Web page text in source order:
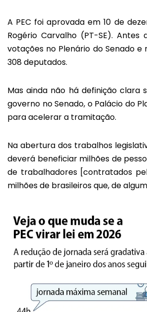
A PEC foi aprovada em 10 de
Rogério Carvalho (PT-SE).
votações no Plenário do Senado
308 deputados.
Mas ainda não há definição
governo no Senado, o Palácio do
para acelerar a tramitação.
Na abertura dos trabalhos
deverá beneficiar milhões de
de trabalhadores [contratados
milhões de brasileiros que, de